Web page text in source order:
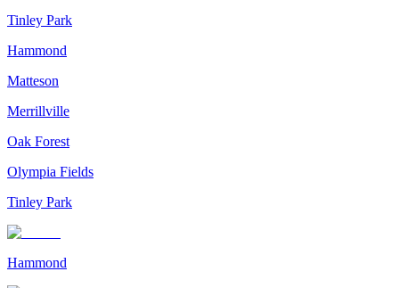
Tinley Park
Hammond
Matteson
Merrillville
Oak Forest
Olympia Fields
Tinley Park
Hammond